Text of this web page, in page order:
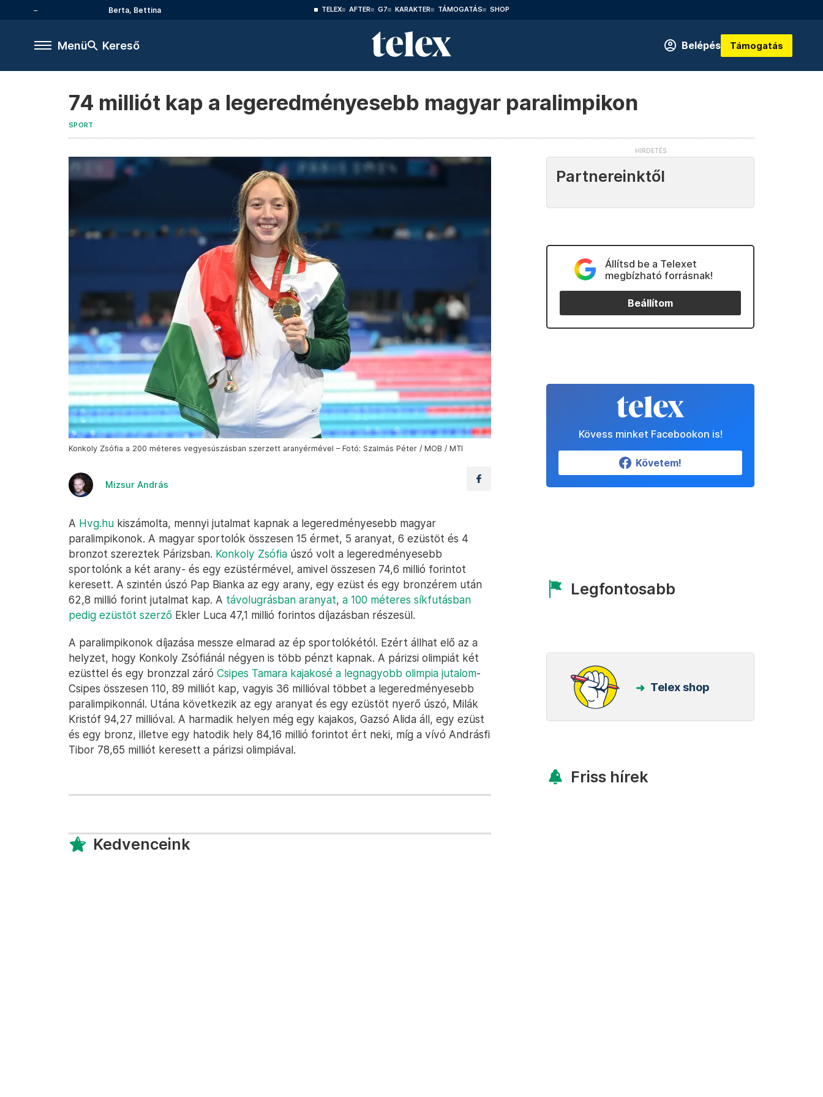
Berta, Bettina TELEX AFTER G7 KARAKTER TÁMOGATÁS SHOP
Menü Kereső Belépés Támogatás
74 milliót kap a legeredményesebb magyar paralimpikon
SPORT
Konkoly Zsófia a 200 méteres vegyesúszásban szerzett aranyérmével – Fotó: Szalmás Péter / MOB / MTI
Mizsur András
A Hvg.hu kiszámolta, mennyi jutalmat kapnak a legeredményesebb magyar
paralimpikonok. A magyar sportolók összesen 15 érmet, 5 aranyat, 6 ezüstöt és 4
bronzot szereztek Párizsban. Konkoly Zsófia úszó volt a legeredményesebb
sportolónk a két arany- és egy ezüstérmével, amivel összesen 74,6 millió forintot
keresett. A szintén úszó Pap Bianka az egy arany, egy ezüst és egy bronzérem után
62,8 millió forint jutalmat kap. A távolugrásban aranyat, a 100 méteres síkfutásban
pedig ezüstöt szerző Ekler Luca 47,1 millió forintos díjazásban részesül.
A paralimpikonok díjazása messze elmarad az ép sportolókétól. Ezért állhat elő az a
helyzet, hogy Konkoly Zsófiánál négyen is több pénzt kapnak. A párizsi olimpiát két
ezüsttel és egy bronzzal záró Csipes Tamara kajakosé a legnagyobb olimpia jutalom-
Csipes összesen 110, 89 milliót kap, vagyis 36 millióval többet a legeredményesebb
paralimpikonnál. Utána következik az egy aranyat és egy ezüstöt nyerő úszó, Milák
Kristóf 94,27 millióval. A harmadik helyen még egy kajakos, Gazsó Alida áll, egy ezüst
és egy bronz, illetve egy hatodik hely 84,16 millió forintot ért neki, míg a vívó Andrásfi
Tibor 78,65 milliót keresett a párizsi olimpiával.
Kedvenceink
Partnereinktől
Állítsd be a Telexet
megbízható forrásnak!
Beállítom
Kövess minket Facebookon is!
Követem!
Legfontosabb
Telex shop
Friss hírek